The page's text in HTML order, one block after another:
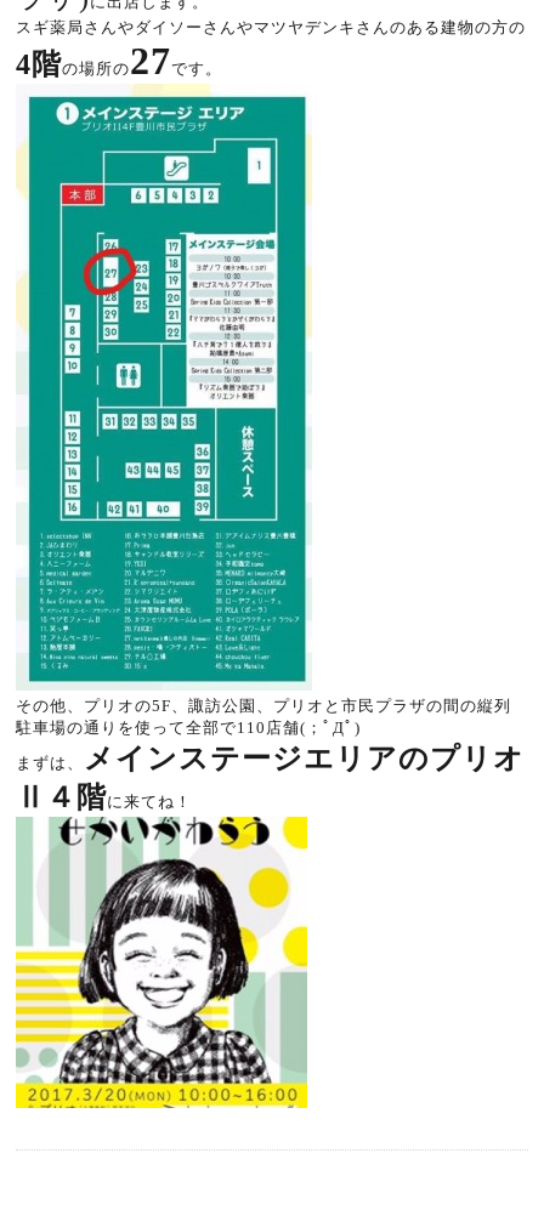
スギ薬局さんやダイソーさんやマツヤデンキさんのある建物の方の
4階の場所の27です。
その他、プリオの5F、諏訪公園、プリオと市民プラザの間の縦列
駐車場の通りを使って全部で110店舗(；ﾟДﾟ)
まずは、
メインステージエリアのプリオ
Ⅱ４階に来てね！